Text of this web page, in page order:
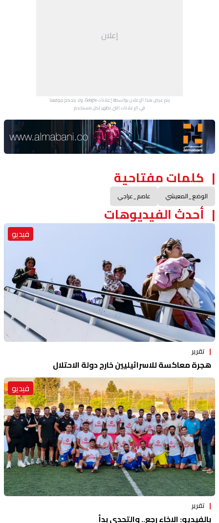
إعلان
يتم عرض هذا الإعلان بواسطة إعلانات Google، ولا يتحكم موقعنا
في الإعلانات التي تظهر لكل مستخدم.
Advertisement Section
كلمات مفتاحية
الوضع_المعيشي عاصم_عراجي
أحدث الفيديوهات
فيديو
تقرير
هجرة معاكسة للاسرائيليين خارج دولة الاحتلال
فيديو
تقرير
بالفيديو: الإخاء رجع.. والتحدي بدأ